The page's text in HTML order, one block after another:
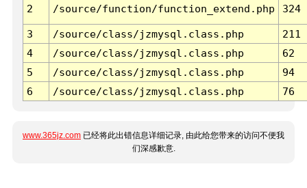
2 /source/function/function_extend.php 324
3 /source/class/jzmysql.class.php
211
4
/source/class/jzmysql.class.php
62
5
/source/class/jzmysql.class.php
94
6
/source/class/jzmysql.class.php 76
www.365jz.com 已经将此出错信息详细记录, 由此给您带来的访问不便我
们深感歉意.